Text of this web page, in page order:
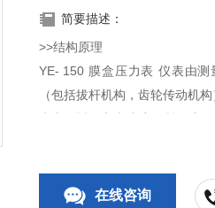
简要描述：
>>结构原理
YE- 150 膜盒压力表 仪表由
（包括拔杆机构，齿轮传动机
表壳、衬圈和表玻璃）所组成。
上的指针将被测
在线咨询